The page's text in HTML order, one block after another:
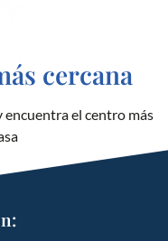
cercana
el centro más